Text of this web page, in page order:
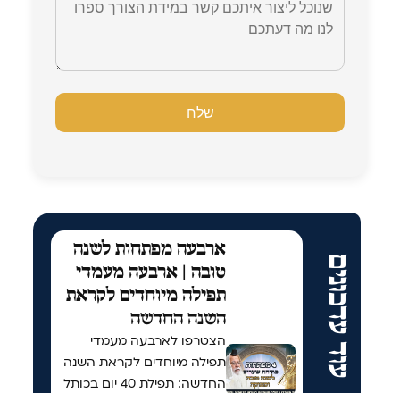
עוד עדכונים
ארבעה מפתחות לשנה
טובה | ארבעה מעמדי
תפילה מיוחדים לקראת
השנה החדשה
הצטרפו לארבעה מעמדי
תפילה מיוחדים לקראת השנה
החדשה: תפילת 40 יום בכותל